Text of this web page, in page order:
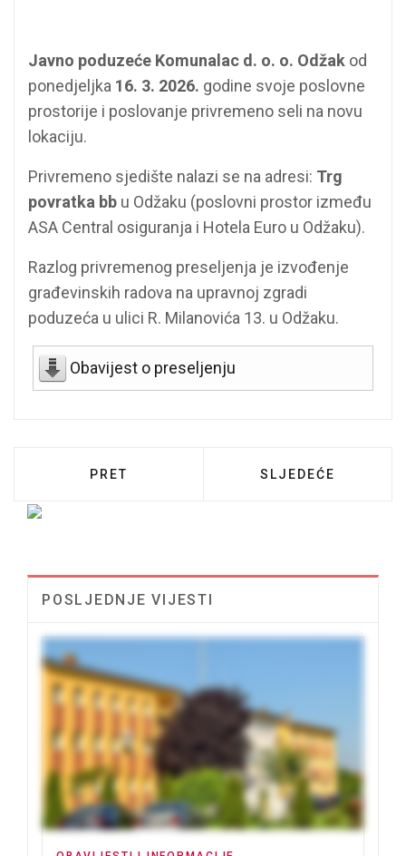
Javno poduzeće Komunalac d. o. o. Odžak od
ponedjeljka 16. 3. 2026. godine svoje poslovne
prostorije i poslovanje privremeno seli na novu
lokaciju.
Privremeno sjedište nalazi se na adresi: Trg
povratka bb u Odžaku (poslovni prostor između
ASA Central osiguranja i Hotela Euro u Odžaku).
Razlog privremenog preseljenja je izvođenje
građevinskih radova na upravnoj zgradi
poduzeća u ulici R. Milanovića 13. u Odžaku.
Obavijest o preseljenju
PRETHODNI ČLANAK: OBAVIJEST O
PRET SLJEDEĆI
SLJEDEĆE
POSLJEDNJE VIJESTI